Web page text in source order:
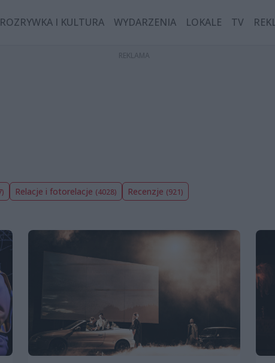
ROZRYWKA I KULTURA WYDARZENIA LOKALE TV
Relacje i fotorelacje (4028) Recenzje (921)